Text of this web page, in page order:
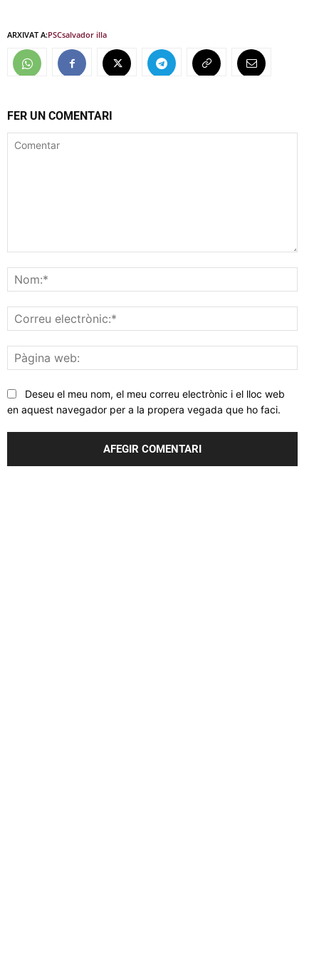
ARXIVAT A:PSCsalvador illa
FER UN COMENTARI
web:
Deseu el meu nom, el meu correu electrònic i el lloc web
en aquest navegador per a la propera vegada que ho faci.